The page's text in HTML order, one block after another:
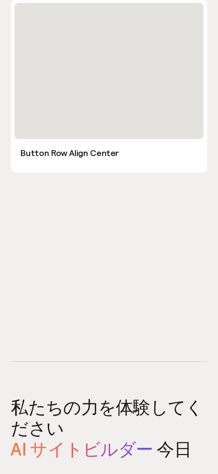
Button Row Align Center
私たちの力を体験してく
ださい
AI サイトビルダー 今日